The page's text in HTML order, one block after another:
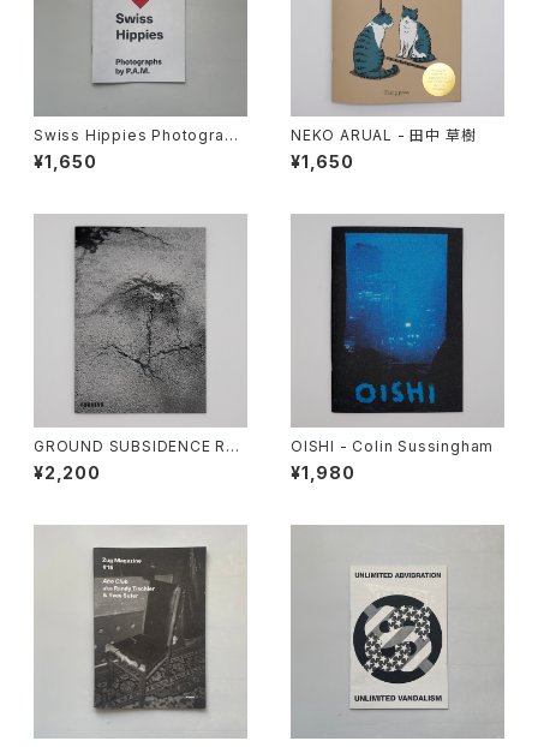
Swiss Hippies Photograph
s by P.A.M.
¥1,650
NEKO ARUAL - 田中 草樹
¥1,650
GROUND SUBSIDENCE RO
SE - YUKHINX
¥2,200
OISHI - Colin Sussingham
¥1,980